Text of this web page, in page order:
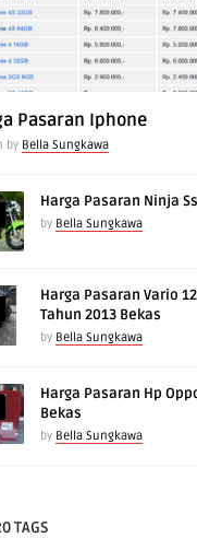
Pasaran Iphone
by Bella Sungkawa
Harga Pasaran Ninja Ss
by Bella Sungkawa
Harga Pasaran Vario
Tahun 2013 Bekas
by Bella Sungkawa
Harga Pasaran Hp
Bekas
by Bella Sungkawa
TAGS